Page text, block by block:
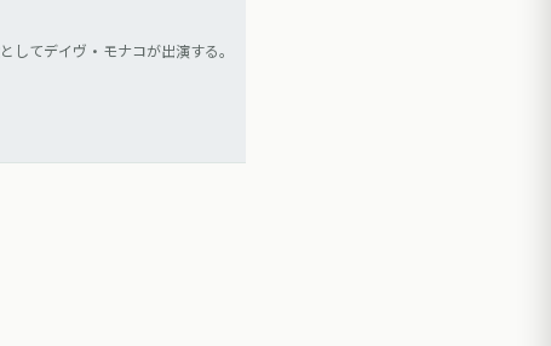
してデイヴ・モナコが出演する。